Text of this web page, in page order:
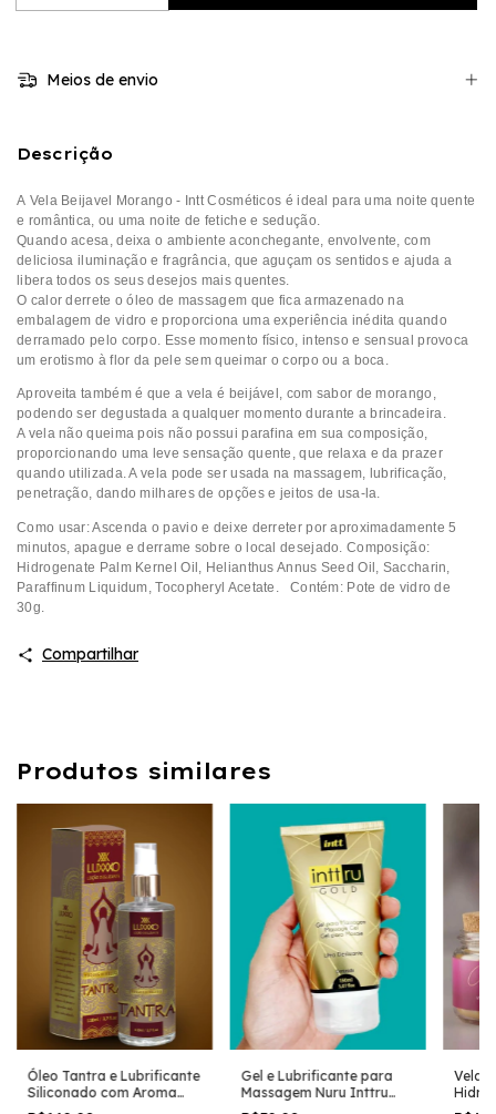
Meios de envio
Descrição
A Vela Beijavel Morango - Intt Cosméticos é ideal para uma noite quente
e romântica, ou uma noite de fetiche e sedução.
Quando acesa, deixa o ambiente aconchegante, envolvente, com
deliciosa iluminação e fragrância, que aguçam os sentidos e ajuda a
libera todos os seus desejos mais quentes.
O calor derrete o óleo de massagem que fica armazenado na
embalagem de vidro e proporciona uma experiência inédita quando
derramado pelo corpo. Esse momento físico, intenso e sensual provoca
um erotismo à flor da pele sem queimar o corpo ou a boca.
Aproveita também é que a vela é beijável, com sabor de morango,
podendo ser degustada a qualquer momento durante a brincadeira.
A vela não queima pois não possui parafina em sua composição,
proporcionando uma leve sensação quente, que relaxa e da prazer
quando utilizada. A vela pode ser usada na massagem, lubrificação,
penetração, dando milhares de opções e jeitos de usa-la.
Como usar: Ascenda o pavio e deixe derreter por aproximadamente 5
minutos, apague e derrame sobre o local desejado. Composição:
Hidrogenate Palm Kernel Oil, Helianthus Annus Seed Oil, Saccharin,
Paraffinum Liquidum, Tocopheryl Acetate. Contém: Pote de vidro de
30g.
Compartilhar
Produtos similares
Óleo Tantra e Lubrificante
Siliconado com Aroma
Afrodisíaco
Gel e Lubrificante para
Massagem Nuru Inttru
150ml
Vela
Com